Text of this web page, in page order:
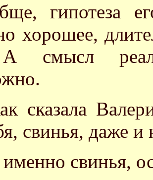
гипотеза
хорошее,
смысл реала
сказала
свинья, даже и
свинья,